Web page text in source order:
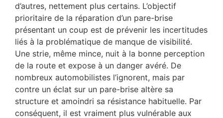
d’autres, nettement plus certains. L’objectif
prioritaire de la réparation d’un pare-brise
présentant un coup est de prévenir les incertitudes
liés à la problématique de manque de visibilité.
Une strie, même mince, nuit à la bonne perception
de la route et expose à un danger avéré. De
nombreux automobilistes l’ignorent, mais par
contre un éclat sur un pare-brise altère sa
structure et amoindri sa résistance habituelle. Par
conséquent, il est vraiment plus vulnérable aux